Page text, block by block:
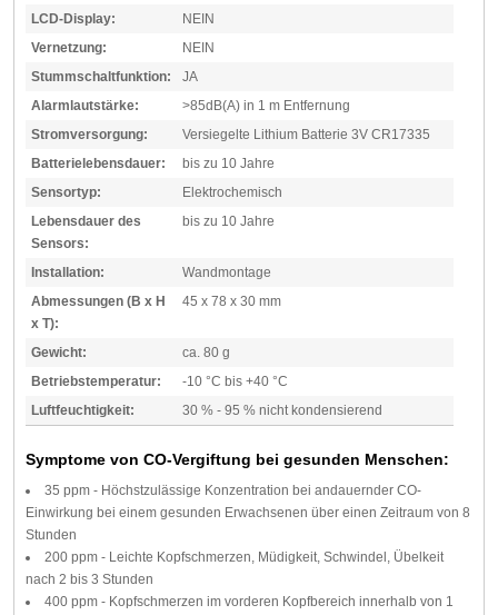
LCD-Display:
NEIN
Vernetzung:
NEIN
Stummschaltfunktion:
JA
Alarmlautstärke:
>85dB(A) in 1 m Entfernung
Stromversorgung:
Versiegelte Lithium Batterie 3V CR17335
Batterielebensdauer:
bis zu 10 Jahre
Sensortyp:
Elektrochemisch
Lebensdauer des
Sensors:
bis zu 10 Jahre
Installation:
Wandmontage
Abmessungen (B x H
x T):
45 x 78 x 30 mm
Gewicht:
ca. 80 g
Betriebstemperatur:
-10 °C bis +40 °C
Luftfeuchtigkeit:
30 % - 95 % nicht kondensierend
Symptome von CO-Vergiftung bei gesunden Menschen:
35 ppm - Höchstzulässige Konzentration bei andauernder CO-
Einwirkung bei einem gesunden Erwachsenen über einen Zeitraum von 8
Stunden
200 ppm - Leichte Kopfschmerzen, Müdigkeit, Schwindel, Übelkeit
nach 2 bis 3 Stunden
400 ppm - Kopfschmerzen im vorderen Kopfbereich innerhalb von 1